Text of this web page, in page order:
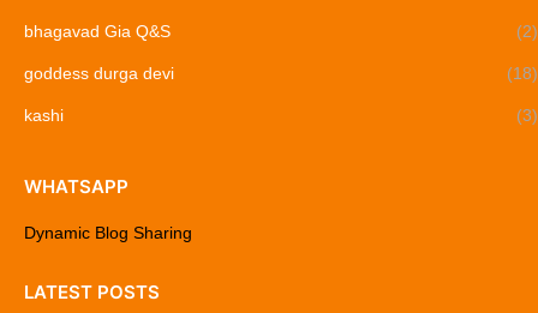
bhagavad Gia Q&S (2)
goddess durga devi (18)
kashi (3)
WHATSAPP
Dynamic Blog Sharing
LATEST POSTS